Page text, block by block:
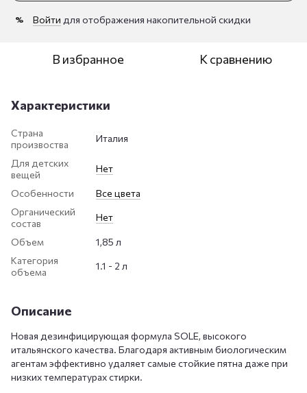
% Войти для отображения накопительной скидки
В избранное К сравнению
Характеристики
Страна
произвоства
Италия
Для детских
вещей
Нет
Особенности
Все цвета
Органический
состав
Нет
Объем
1,85 л
Категория
объема
1.1 - 2 л
Описание
Новая дезинфицирующая формула SOLE, высокого
итальянского качества. Благодаря активным биологическим
агентам эффективно удаляет самые стойкие пятна даже при
низких температурах стирки.